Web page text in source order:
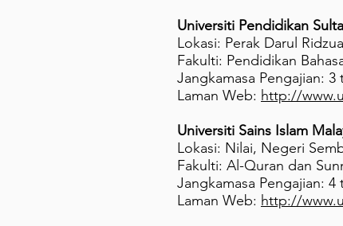
Universiti Pendidikan
Lokasi: Perak Darul
Fakulti: Pendidikan
Jangkamasa Pengajian: 3
Laman Web: http://
Universiti Sains Islam
Lokasi: Nilai, Negeri
Fakulti: Al-Quran dan
Jangkamasa Pengajian: 4
Laman Web: http://